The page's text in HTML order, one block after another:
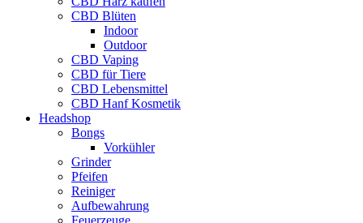
CBD Blüten
Indoor
Outdoor
CBD Vaping
CBD für Tiere
CBD Lebensmittel
CBD Hanf Kosmetik
Headshop
Bongs
Vorkühler
Grinder
Pfeifen
Reiniger
Aufbewahrung
Feuerzeuge